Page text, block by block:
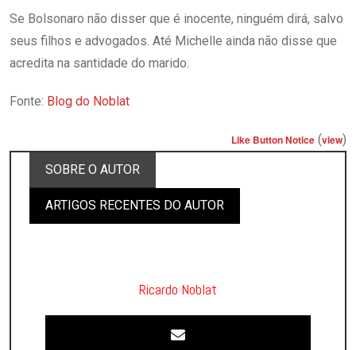
Se Bolsonaro não disser que é inocente, ninguém dirá, salvo
seus filhos e advogados. Até Michelle ainda não disse que
acredita na santidade do marido.
Fonte: Blog do Noblat
Like Button Notice (view)
SOBRE O AUTOR
ARTIGOS RECENTES DO AUTOR
Ricardo Noblat